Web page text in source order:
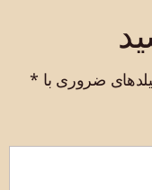
ضروری با *